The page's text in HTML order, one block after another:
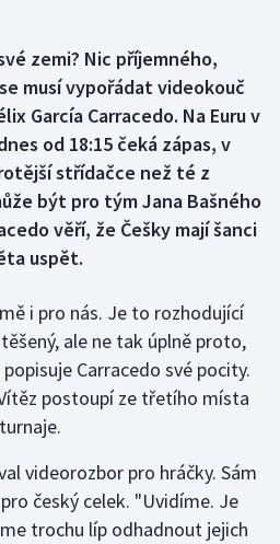
zemi? Nic příjemného,
musí vypořádat videokouč
García Carracedo. Na Euru v
od 18:15 čeká zápas, v
střídačce než té z
být pro tým Jana Bašného
věří, že Češky mají šanci
uspět.
i pro nás. Je to rozhodující
ale ne tak úplně proto,
Carracedo své pocity.
postoupí ze třetího místa
videorozbor pro hráčky. Sám
český celek. "Uvidíme. Je
trochu líp odhadnout jejich